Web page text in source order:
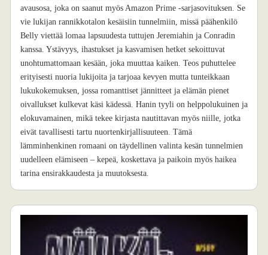
avausosa, joka on saanut myös Amazon Prime -sarjasovituksen. Se
vie lukijan rannikkotalon kesäisiin tunnelmiin, missä päähenkilö
Belly viettää lomaa lapsuudesta tuttujen Jeremiahin ja Conradin
kanssa. Ystävyys, ihastukset ja kasvamisen hetket sekoittuvat
unohtumattomaan kesään, joka muuttaa kaiken. Teos puhuttelee
erityisesti nuoria lukijoita ja tarjoaa kevyen mutta tunteikkaan
lukukokemuksen, jossa romanttiset jännitteet ja elämän pienet
oivallukset kulkevat käsi kädessä. Hanin tyyli on helppolukuinen ja
elokuvamainen, mikä tekee kirjasta nautittavan myös niille, jotka
eivät tavallisesti tartu nuortenkirjallisuuteen. Tämä
lämminhenkinen romaani on täydellinen valinta kesän tunnelmien
uudelleen elämiseen – kepeä, koskettava ja paikoin myös haikea
tarina ensirakkaudesta ja muutoksesta.